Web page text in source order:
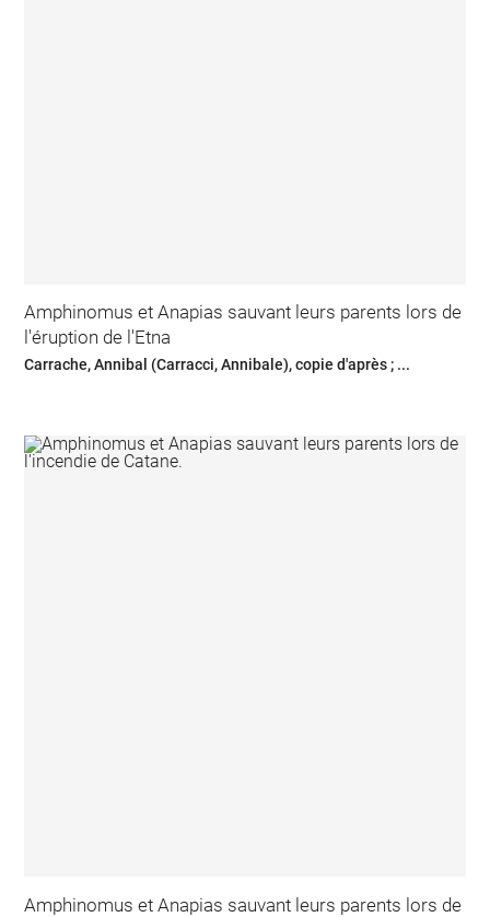
Amphinomus et Anapias sauvant leurs parents lors de
l'éruption de l'Etna
Carrache, Annibal (Carracci, Annibale), copie d'après ; ...
Amphinomus et Anapias sauvant leurs parents lors de